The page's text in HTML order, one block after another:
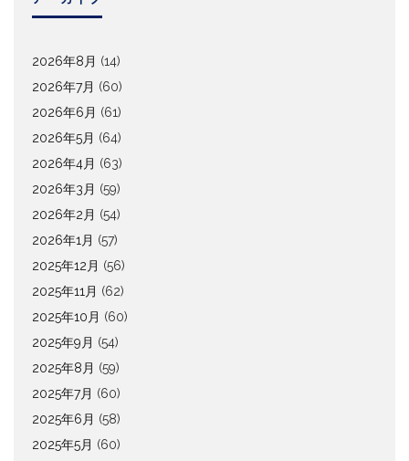
2026年8月 (14)
2026年7月 (60)
2026年6月 (61)
2026年5月 (64)
2026年4月 (63)
2026年3月 (59)
2026年2月 (54)
2026年1月 (57)
2025年12月 (56)
2025年11月 (62)
2025年10月 (60)
2025年9月 (54)
2025年8月 (59)
2025年7月 (60)
2025年6月 (58)
2025年5月 (60)